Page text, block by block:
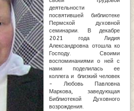
деятельности
посвятившей библиотеке
Пермской духовной
семинарии. В декабре
2021 года Лидия
Александровна отошла ко
Господу. Своими
воспоминаниями о ней с
нами поделилась ее
коллега и близкий человек
- Любовь Павловна
Маркова, заведующая
Библиотекой Духовного
возрождения.